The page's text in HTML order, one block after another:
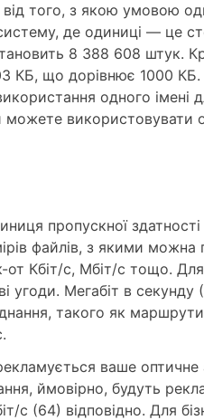
від того, з якою умовою
де одиниці — це
8 388 608 штук.
КБ, що дорівнює 1000
одного імені
можете використовувати
пропускної здатності
файлів, з якими
от Кбіт/с, Мбіт/с тощо.
угоди. Мегабіт в
такого як
ваше
ймовірно, будуть
с (64) відповідно. Для